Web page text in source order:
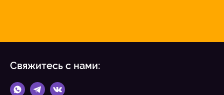
Свяжитесь с нами: